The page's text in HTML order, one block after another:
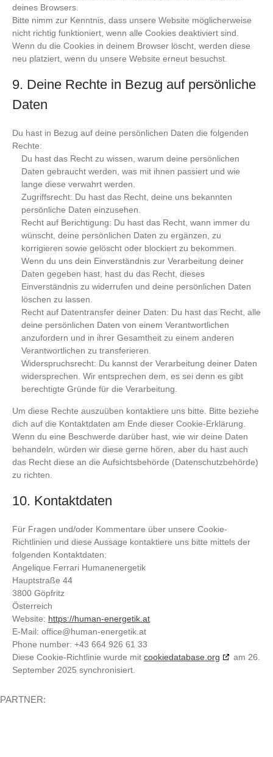
deines Browsers.
Bitte nimm zur Kenntnis, dass unsere Website möglicherweise
nicht richtig funktioniert, wenn alle Cookies deaktiviert sind.
Wenn du die Cookies in deinem Browser löscht, werden diese
neu platziert, wenn du unsere Website erneut besuchst.
9. Deine Rechte in Bezug auf persönliche
Daten
Du hast in Bezug auf deine persönlichen Daten die folgenden
Rechte:
Du hast das Recht zu wissen, warum deine persönlichen
Daten gebraucht werden, was mit ihnen passiert und wie
lange diese verwahrt werden.
Zugriffsrecht: Du hast das Recht, deine uns bekannten
persönliche Daten einzusehen.
Recht auf Berichtigung: Du hast das Recht, wann immer du
wünscht, deine persönlichen Daten zu ergänzen, zu
korrigieren sowie gelöscht oder blockiert zu bekommen.
Wenn du uns dein Einverständnis zur Verarbeitung deiner
Daten gegeben hast, hast du das Recht, dieses
Einverständnis zu widerrufen und deine persönlichen Daten
löschen zu lassen.
Recht auf Datentransfer deiner Daten: Du hast das Recht, alle
deine persönlichen Daten von einem Verantwortlichen
anzufordern und in ihrer Gesamtheit zu einem anderen
Verantwortlichen zu transferieren.
Widerspruchsrecht: Du kannst der Verarbeitung deiner Daten
widersprechen. Wir entsprechen dem, es sei denn es gibt
berechtigte Gründe für die Verarbeitung.
Um diese Rechte auszuüben kontaktiere uns bitte. Bitte beziehe
dich auf die Kontaktdaten am Ende dieser Cookie-Erklärung.
Wenn du eine Beschwerde darüber hast, wie wir deine Daten
behandeln, würden wir diese gerne hören, aber du hast auch
das Recht diese an die Aufsichtsbehörde (Datenschutzbehörde)
zu richten.
10. Kontaktdaten
Für Fragen und/oder Kommentare über unsere Cookie-
Richtlinien und diese Aussage kontaktiere uns bitte mittels der
folgenden Kontaktdaten:
Angelique Ferrari Humanenergetik
Hauptstraße 44
3800 Göpfritz
Österreich
Website: https://human-energetik.at
E-Mail: office@human-energetik.at
Phone number: +43 664 926 61 33
Diese Cookie-Richtlinie wurde mit cookiedatabase.org
am 26.
September 2025 synchronisiert.
PARTNER: